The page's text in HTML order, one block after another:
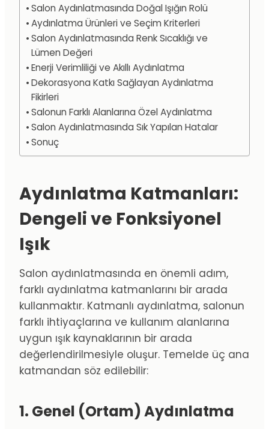
Salon Aydınlatmasında Doğal Işığın Rolü
Aydınlatma Ürünleri ve Seçim Kriterleri
Salon Aydınlatmasında Renk Sıcaklığı ve
Lümen Değeri
Enerji Verimliliği ve Akıllı Aydınlatma
Dekorasyona Katkı Sağlayan Aydınlatma
Fikirleri
Salonun Farklı Alanlarına Özel Aydınlatma
Salon Aydınlatmasında Sık Yapılan Hatalar
Sonuç
Aydınlatma Katmanları:
Dengeli ve Fonksiyonel
Işık
Salon aydınlatmasında en önemli adım,
farklı aydınlatma katmanlarını bir arada
kullanmaktır. Katmanlı aydınlatma, salonun
farklı ihtiyaçlarına ve kullanım alanlarına
uygun ışık kaynaklarının bir arada
değerlendirilmesiyle oluşur. Temelde üç ana
katmandan söz edilebilir:
1. Genel (Ortam) Aydınlatma